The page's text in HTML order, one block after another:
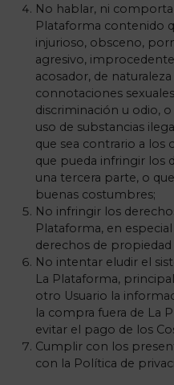
No hablar, ni
Plataforma contenido
injurioso, obsceno,
agresivo,
acosador, de
connotaciones
discriminación u odio,
uso de substancias
que sea contrario a los
que pueda infringir los
una tercera parte, o
buenas costumbres;
No infringir los
Plataforma, en
derechos de
No intentar eludir el
La Plataforma,
otro Usuario la
la compra fuera de La
evitar el pago de los
Cumplir con los
con la Política de